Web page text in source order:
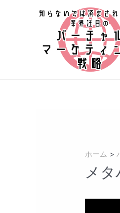
ホーム
メタ